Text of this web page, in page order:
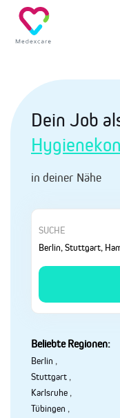
Dein Job
in deiner Nähe
SUCHE
Beliebte Regionen:
Berlin ,
Stuttgart ,
Karlsruhe ,
Tübingen ,